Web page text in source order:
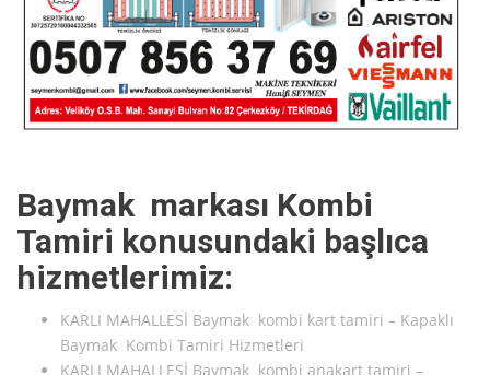
Baymak markası Kombi
Tamiri konusundaki başlıca
hizmetlerimiz:
KARLI MAHALLESİ Baymak kombi kart tamiri – Kapaklı
Baymak Kombi Tamiri Hizmetleri
KARLI MAHALLESİ Baymak kombi anakart tamiri –